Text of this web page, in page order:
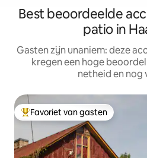
Best beoordeelde
patio in
Gasten zijn unaniem: deze
kregen een hoge
netheid en nog
Topfavoriet van gasten
Favoriet van gasten